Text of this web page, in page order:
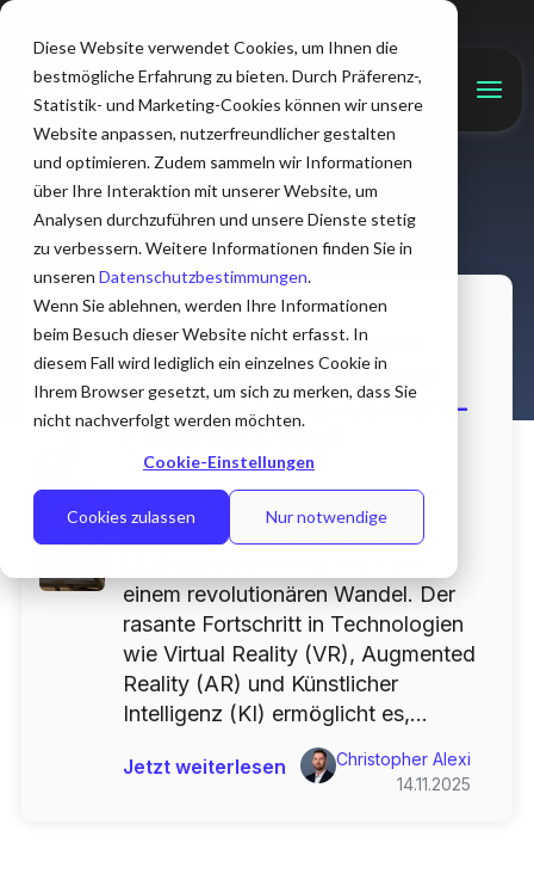
Diese Website verwendet Cookies, um Ihnen die
bestmögliche Erfahrung zu bieten. Durch Präferenz-,
Statistik- und Marketing-Cookies können wir unsere
Website anpassen, nutzerfreundlicher gestalten
und optimieren. Zudem sammeln wir Informationen
über Ihre Interaktion mit unserer Website, um
Analysen durchzuführen und unsere Dienste stetig
zu verbessern. Weitere Informationen finden Sie in
unseren Datenschutzbestimmungen.
Wenn Sie ablehnen, werden Ihre Informationen
beim Besuch dieser Website nicht erfasst. In
diesem Fall wird lediglich ein einzelnes Cookie in
Ihrem Browser gesetzt, um sich zu merken, dass Sie
nicht nachverfolgt werden möchten.
Cookie-Einstellungen
Cookies zulassen Nur notwendige
Christopher Alexi
Blick in die Glaskugel:
Interaktive Inhalte und
immersive B2B-Content-
Erlebnisse 2025
Christopher Alexi
14.11.2025
Die Art und Weise, wie
Unternehmen Inhalte im B2B-
einem revolutionären Wandel. Der
rasante Fortschritt in Technologien
wie Virtual Reality (VR), Augmented
Reality (AR) und Künstlicher
Intelligenz (KI) ermöglicht es,...
Jetzt weiterlesen